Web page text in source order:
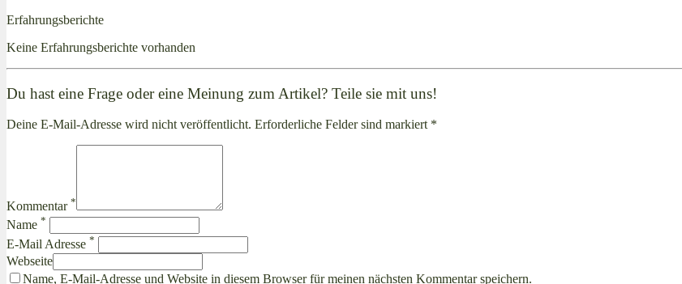
Erfahrungsberichte
Keine Erfahrungsberichte vorhanden
Du hast eine Frage oder eine Meinung zum Artikel? Teile sie mit uns!
Deine E-Mail-Adresse wird nicht veröffentlicht. Erforderliche Felder sind markiert *
Kommentar *
Name *
E-Mail Adresse *
Webseite
Name, E-Mail-Adresse und Website in diesem Browser für meinen nächsten Kommentar speichern.